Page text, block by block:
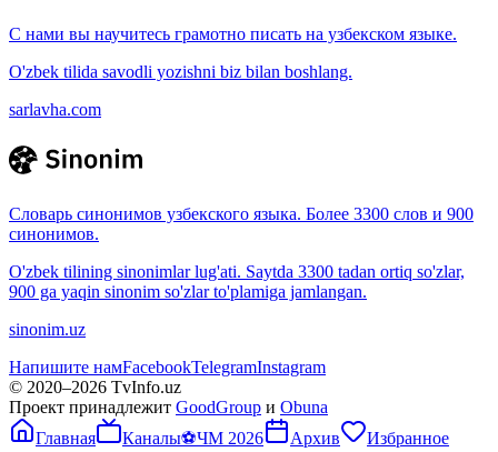
С нами вы научитесь грамотно писать на узбекском языке.
O'zbek tilida savodli yozishni biz bilan boshlang.
sarlavha.com
Словарь синонимов узбекского языка. Более 3300 слов и 900
синонимов.
O'zbek tilining sinonimlar lug'ati. Saytda 3300 tadan ortiq so'zlar,
900 ga yaqin sinonim so'zlar to'plamiga jamlangan.
sinonim.uz
Напишите намFacebookTelegramInstagram
© 2020–2026 TvInfo.uz
Проект принадлежит GoodGroup и Obuna
Главная
Каналы⚽ЧМ 2026 Архив Избранное